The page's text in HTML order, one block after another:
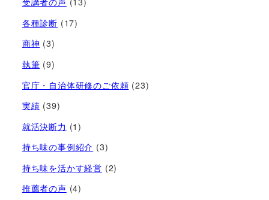
各種診断 (17)
商神 (3)
執筆 (9)
官庁・自治体研修のご依頼 (23)
実績 (39)
就活決断力 (1)
持ち味の事例紹介 (3)
持ち味を活かす経営​ (2)
推薦者の声 (4)